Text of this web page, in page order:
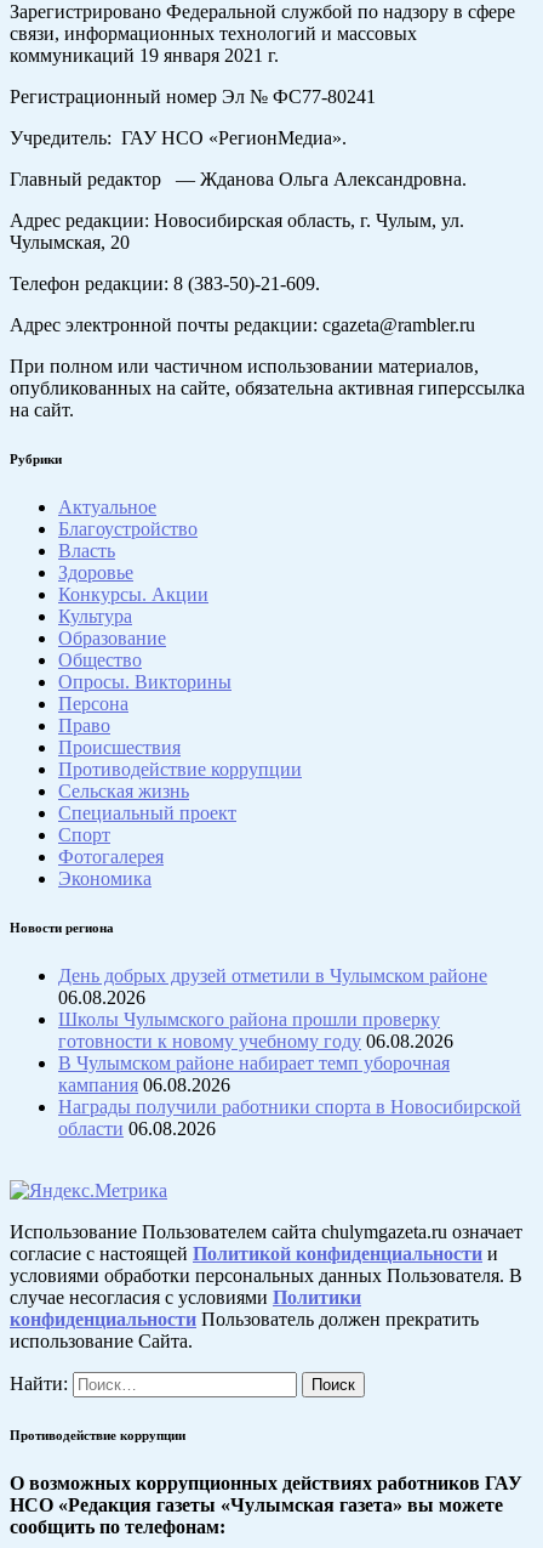
Зарегистрировано Федеральной службой по надзору в сфере
связи, информационных технологий и массовых
коммуникаций 19 января 2021 г.
Регистрационный номер Эл № ФС77-80241
Учредитель: ГАУ НСО «РегионМедиа».
Главный редактор — Жданова Ольга Александровна.
Адрес редакции: Новосибирская область, г. Чулым, ул.
Чулымская, 20
Телефон редакции: 8 (383-50)-21-609.
Адрес электронной почты редакции: cgazeta@rambler.ru
При полном или частичном использовании материалов,
опубликованных на сайте, обязательна активная гиперссылка
на сайт.
Рубрики
Актуальное
Благоустройство
Власть
Здоровье
Конкурсы. Акции
Культура
Образование
Общество
Опросы. Викторины
Персона
Право
Происшествия
Противодействие коррупции
Сельская жизнь
Специальный проект
Спорт
Фотогалерея
Экономика
Новости региона
День добрых друзей отметили в Чулымском районе
06.08.2026
Школы Чулымского района прошли проверку
готовности к новому учебному году 06.08.2026
В Чулымском районе набирает темп уборочная
кампания 06.08.2026
Награды получили работники спорта в Новосибирской
области 06.08.2026
Использование Пользователем сайта chulymgazeta.ru означает
согласие с настоящей Политикой конфиденциальности и
условиями обработки персональных данных Пользователя. В
случае несогласия с условиями Политики
конфиденциальности Пользователь должен прекратить
использование Сайта.
Найти:
Противодействие коррупции
О возможных коррупционных действиях работников ГАУ
НСО «Редакция газеты «Чулымская газета» вы можете
сообщить по телефонам: